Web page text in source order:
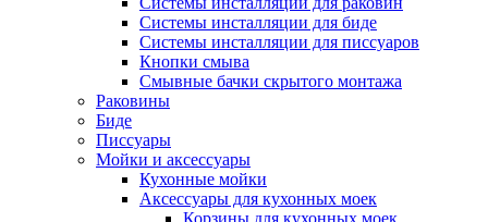
Системы инсталляции для биде
Системы инсталляции для писсуаров
Кнопки смыва
Смывные бачки скрытого монтажа
Раковины
Биде
Писсуары
Мойки и аксессуары
Кухонные мойки
Аксессуары для кухонных моек
Корзины для кухонных моек